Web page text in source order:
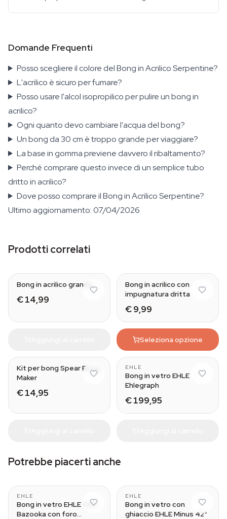
Domande Frequenti
Posso scegliere il colore del Bong in Acrilico Serpentine?
L'acrilico è sicuro per fumare?
Posso usare l'alcol isopropilico per pulire un bong in
acrilico?
Ogni quanto devo cambiare l'acqua del bong?
Un bong da 30 cm è troppo grande per viaggiare?
La base in gomma previene davvero il ribaltamento?
Perché comprare questo invece di un semplice tubo
dritto in acrilico?
Dove posso comprare il Bong in Acrilico Serpentine?
Ultimo aggiornamento: 07/04/2026
Prodotti correlati
Bong in acrilico grande
€ 14,99
Bong in acrilico con
impugnatura dritta
€ 9,99
Seleziona opzione
Kit per bong Spear Bong
Maker
€ 14,95
EHLE
Bong in vetro EHLE
Ehlegraph
€ 199,95
Potrebbe piacerti anche
EHLE
Bong in vetro EHLE 420
Bazooka con foro
EHLE
Bong in vetro con
ghiaccio EHLE Minus 42°